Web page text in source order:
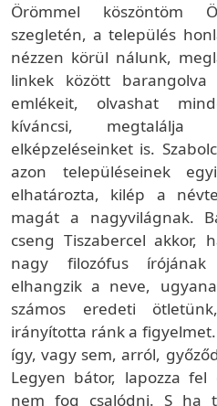
Örömmel köszöntöm
szegletén, a település
nézzen körül nálunk,
linkek között barangolva
emlékeit, olvashat
kíváncsi,
elképzeléseinket is.
azon településeinek
elhatározta, kilép a
magát a nagyvilágnak.
cseng Tiszabercel akkor,
nagy filozófus írójának
elhangzik a neve,
számos eredeti
irányította ránk a
így, vagy sem, arról,
Legyen bátor, lapozza
nem fog csalódni. S ha